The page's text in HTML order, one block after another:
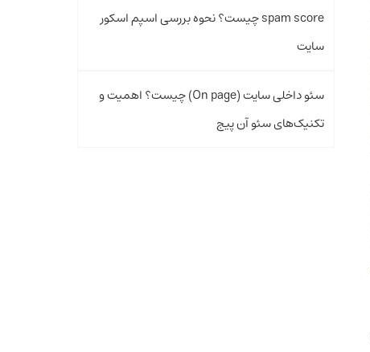
spam score چیست؟ نحوه بررسی اسپم اسکور
سایت
سئو داخلی سایت (On page) چیست؟ اهمیت و
تکنیک‌های سئو آن پیج